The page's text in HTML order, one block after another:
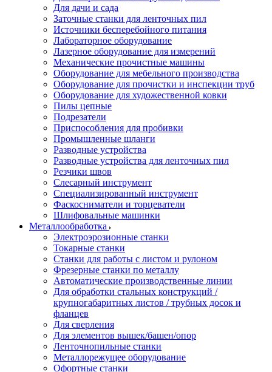
Для дачи и сада
Заточные станки для ленточных пил
Источники бесперебойного питания
Лабораторное оборудование
Лазерное оборудование для измерений
Механические прочистные машины
Оборудование для мебельного производства
Оборудование для прочистки и инспекции труб
Оборудование для художественной ковки
Пилы цепные
Подрезатели
Приспособления для пробивки
Промышленные шланги
Разводные устройства
Разводные устройства для ленточных пил
Резчики швов
Слесарный инструмент
Специализированный инструмент
Фаскосниматели и торцеватели
Шлифовальные машинки
Металлообработка
Электроэрозионные станки
Токарные станки
Станки для работы с листом и рулоном
Фрезерные станки по металлу
Автоматические производственные линии
Для обработки стальных конструкций /
крупногабаритных листов / трубных досок и
фланцев
Для сверления
Для элементов вышек/башен/опор
Ленточнопильные станки
Металлорежущее оборудование
Офортные станки